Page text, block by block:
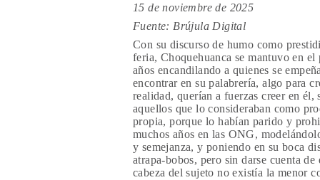
15 de noviembre de 2025
Fuente: Brújula Digital
Con su discurso de humo como
feria, Choquehuanca se mantuvo en el
años encandilando a quienes se
encontrar en su palabrería, algo para
realidad, querían a fuerzas creer en él,
aquellos que lo consideraban como
propia, porque lo habían parido y
muchos años en las ONG,
y semejanza, y poniendo en su boca
atrapa-bobos, pero sin darse cuenta de
cabeza del sujeto no existía la menor